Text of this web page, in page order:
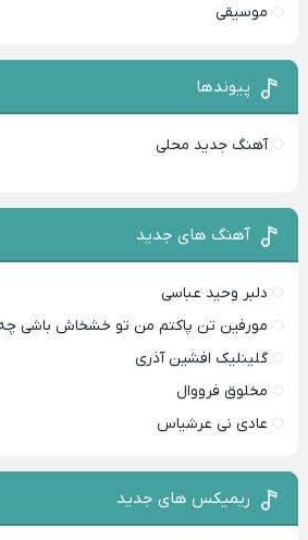
موسیقی
پیوندها
آهنگ جدید محلی
آهنگ های جدید
دلبر وحید عباسی
مورفین تن پاکتم من تو خشخاش باشی
گلینلیک افشین آذری
مخلوق فرووال
عادی نی عرشیاس
ریمیکس های جدید